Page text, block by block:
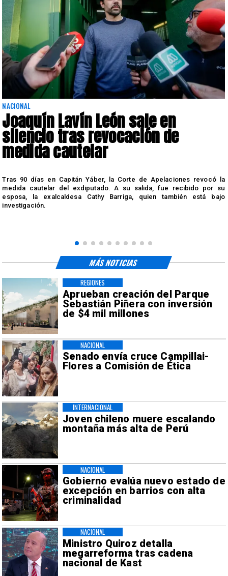
NACIONAL
Joaquín Lavín León sale en
silencio tras revocación de
medida cautelar
Tras 90 días en Capitán Yáber, la Corte de Apelaciones revocó la
medida cautelar del exdiputado. A su salida, fue recibido por su
esposa, la exalcaldesa Cathy Barriga, quien también está bajo
investigación.
Aprueban creación del Parque
Sebastián Piñera con inversión
de $4 mil millones
REGIONES
Senado envía cruce Campillai-
Flores a Comisión de Ética
NACIONAL
Joven chileno muere escalando
montaña más alta de Perú
INTERNACIONAL
Gobierno evalúa nuevo estado de
excepción en barrios con alta
criminalidad
NACIONAL
Ministro Quiroz detalla
megarreforma tras cadena
nacional de Kast
NACIONAL
MÁS NOTICIAS